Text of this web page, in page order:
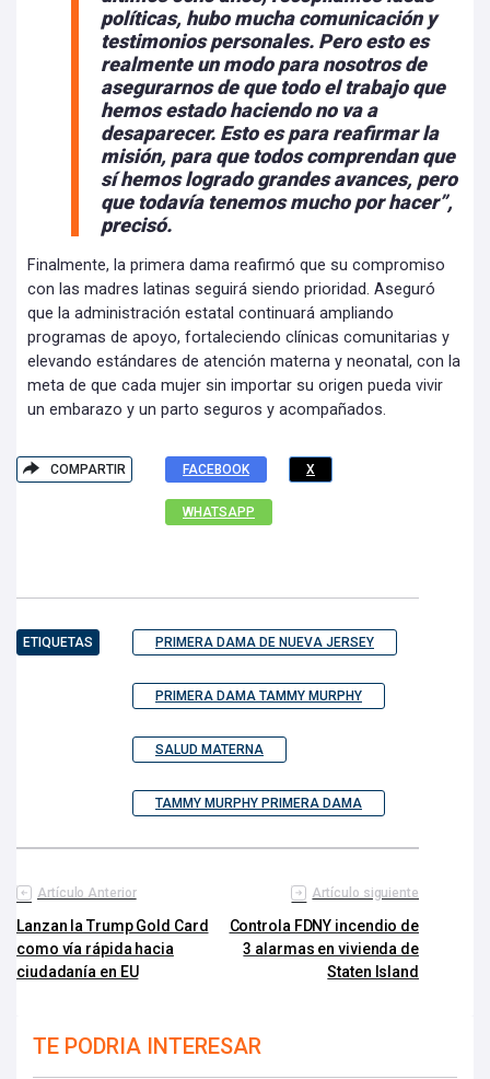
políticas, hubo mucha comunicación y
testimonios personales. Pero esto es
realmente un modo para nosotros de
asegurarnos de que todo el trabajo que
hemos estado haciendo no va a
desaparecer. Esto es para reafirmar la
misión, para que todos comprendan que
sí hemos logrado grandes avances, pero
que todavía tenemos mucho por hacer”,
precisó.
Finalmente, la primera dama reafirmó que su compromiso
con las madres latinas seguirá siendo prioridad. Aseguró
que la administración estatal continuará ampliando
programas de apoyo, fortaleciendo clínicas comunitarias y
elevando estándares de atención materna y neonatal, con la
meta de que cada mujer sin importar su origen pueda vivir
un embarazo y un parto seguros y acompañados.
COMPARTIR FACEBOOK X
WHATSAPP
ETIQUETAS PRIMERA DAMA DE NUEVA JERSEY
PRIMERA DAMA TAMMY MURPHY
SALUD MATERNA
TAMMY MURPHY PRIMERA DAMA
Artículo Anterior
Lanzan la Trump Gold Card
como vía rápida hacia
ciudadanía en EU
Artículo siguiente
Controla FDNY incendio de
3 alarmas en vivienda de
Staten Island
TE PODRIA INTERESAR